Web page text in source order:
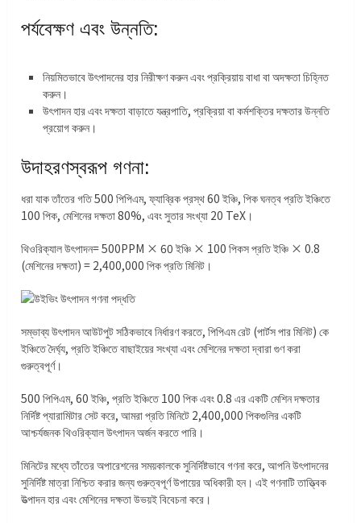
পর্যবেক্ষণ এবং উন্নতি:
নিয়মিতভাবে উৎপাদনের হার নিরীক্ষণ করুন এবং প্রক্রিয়ায় বাধা বা অদক্ষতা চিহ্নিত
করুন।
উৎপাদন হার এবং দক্ষতা বাড়াতে যন্ত্রপাতি, প্রক্রিয়া বা কর্মশক্তির দক্ষতার উন্নতি
প্রয়োগ করুন।
উদাহরণস্বরূপ গণনা:
ধরা যাক তাঁতের গতি 500 পিপিএম, ফ্যাব্রিক প্রস্থ 60 ইঞ্চি, পিক ঘনত্ব প্রতি ইঞ্চিতে
100 পিক, মেশিনের দক্ষতা 80%, এবং সুতার সংখ্যা 20 TeX।
থিওরিক্যাল উৎপাদন= 500PPM × 60 ইঞ্চি × 100 পিকস প্রতি ইঞ্চি × 0.8
(মেশিনের দক্ষতা) = 2,400,000 পিক প্রতি মিনিট।
সম্ভাব্য উৎপাদন আউটপুট সঠিকভাবে নির্ধারণ করতে, পিপিএম রেট (পার্টস পার মিনিট) কে
ইঞ্চিতে দৈর্ঘ্য, প্রতি ইঞ্চিতে বাছাইয়ের সংখ্যা এবং মেশিনের দক্ষতা দ্বারা গুণ করা
গুরুত্বপূর্ণ।
500 পিপিএম, 60 ইঞ্চি, প্রতি ইঞ্চিতে 100 পিক এবং 0.8 এর একটি মেশিন দক্ষতার
নির্দিষ্ট প্যারামিটার সেট করে, আমরা প্রতি মিনিটে 2,400,000 পিকগুলির একটি
আশ্চর্যজনক থিওরিক্যাল উৎপাদন অর্জন করতে পারি।
মিনিটের মধ্যে তাঁতের অপারেশনের সময়কালকে সুনির্দিষ্টভাবে গণনা করে, আপনি উৎপাদনের
সুনির্দিষ্ট মাত্রা নিশ্চিত করার জন্য গুরুত্বপূর্ণ উপায়ের অধিকারী হন। এই গণনাটি তাত্ত্বিক
উত্পাদন হার এবং মেশিনের দক্ষতা উভয়ই বিবেচনা করে।